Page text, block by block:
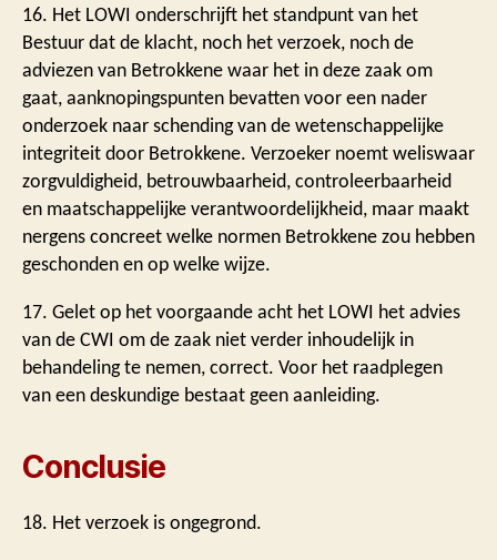
16. Het LOWI onderschrijft het standpunt van het
Bestuur dat de klacht, noch het verzoek, noch de
adviezen van Betrokkene waar het in deze zaak om
gaat, aanknopingspunten bevatten voor een nader
onderzoek naar schending van de wetenschappelijke
integriteit door Betrokkene. Verzoeker noemt weliswaar
zorgvuldigheid, betrouwbaarheid, controleerbaarheid
en maatschappelijke verantwoordelijkheid, maar maakt
nergens concreet welke normen Betrokkene zou hebben
geschonden en op welke wijze.
17. Gelet op het voorgaande acht het LOWI het advies
van de CWI om de zaak niet verder inhoudelijk in
behandeling te nemen, correct. Voor het raadplegen
van een deskundige bestaat geen aanleiding.
Conclusie
18. Het verzoek is ongegrond.